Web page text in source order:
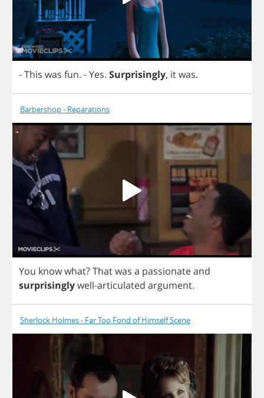
-This was fun. -Yes. Surprisingly, itwas.
Barbershop - Reparations
You knowwhat?Thatwas a passionateand
surprisinglywell-articulated argument.
Sherlock Holmes - Far Too Fond of Himself Scene